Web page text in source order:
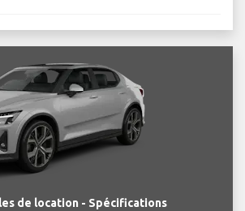
de location - Spécifications